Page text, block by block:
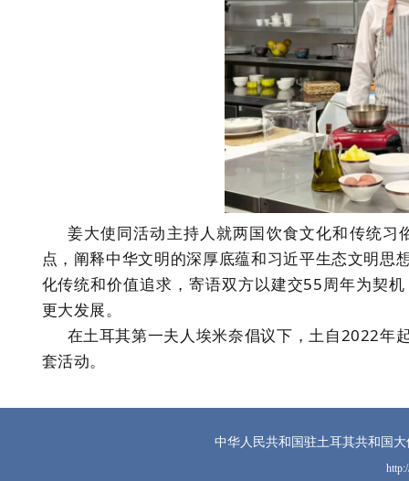
姜大使同活动主持人就两国饮食文化和传统
点，阐释中华文明的深厚底蕴和习近平生态文明
化传统和价值追求，寄语双方以建交55周年为契
更大发展。
在土耳其第一夫人埃米奈倡议下，土自2022年
套活动。
中华人民共和国驻土耳其共和国大